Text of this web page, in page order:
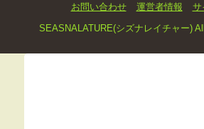
お問い合わせ 運営者情報
サ
SEASNALATURE(シズナレイチャー)